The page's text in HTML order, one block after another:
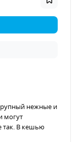
нежные и
могут
так. В кешью